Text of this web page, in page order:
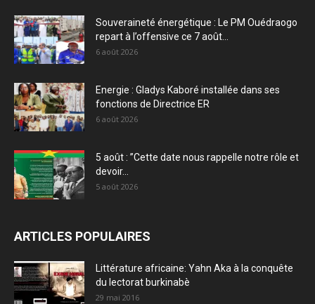
Souveraineté énergétique : Le PM Ouédraogo
repart à l’offensive ce 7 août...
6 août 2026
Energie : Gladys Kaboré installée dans ses
fonctions de Directrice ER
6 août 2026
5 août : ”Cette date nous rappelle notre rôle et
devoir...
5 août 2026
ARTICLES POPULAIRES
Littérature africaine: Yahn Aka à la conquête
du lectorat burkinabè
29 mai 2016